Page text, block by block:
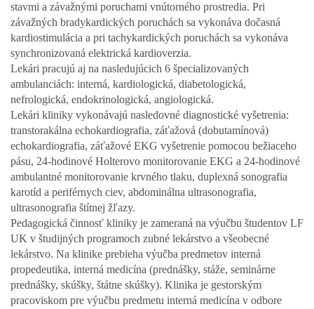
stavmi a závažnými poruchami vnútorného prostredia. Pri
závažných bradykardických poruchách sa vykonáva dočasná
kardiostimulácia a pri tachykardických poruchách sa vykonáva
synchronizovaná elektrická kardioverzia.
Lekári pracujú aj na nasledujúcich 6 špecializovaných
ambulanciách: interná, kardiologická, diabetologická,
nefrologická, endokrinologická, angiologická.
Lekári kliniky vykonávajú nasledovné diagnostické vyšetrenia:
transtorakálna echokardiografia, záťažová (dobutamínová)
echokardiografia, záťažové EKG vyšetrenie pomocou bežiaceho
pásu, 24-hodinové Holterovo monitorovanie EKG a 24-hodinové
ambulantné monitorovanie krvného tlaku, duplexná sonografia
karotíd a periférnych ciev, abdominálna ultrasonografia,
ultrasonografia štítnej žľazy.
Pedagogická činnosť kliniky je zameraná na výučbu študentov LF
UK v študijných programoch zubné lekárstvo a všeobecné
lekárstvo. Na klinike prebieha výučba predmetov interná
propedeutika, interná medicína (prednášky, stáže, seminárne
prednášky, skúšky, štátne skúšky). Klinika je gestorským
pracoviskom pre výučbu predmetu interná medicína v odbore